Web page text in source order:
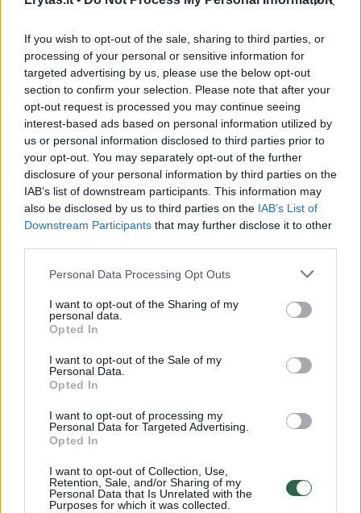
If you wish to opt-out of the sale, sharing to third parties, or
processing of your personal or sensitive information for
targeted advertising by us, please use the below opt-out
section to confirm your selection. Please note that after your
opt-out request is processed you may continue seeing
interest-based ads based on personal information utilized by
us or personal information disclosed to third parties prior to
your opt-out. You may separately opt-out of the further
disclosure of your personal information by third parties on the
IAB’s list of downstream participants. This information may
also be disclosed by us to third parties on the IAB’s List of
Downstream Participants that may further disclose it to other
Personal Data Processing Opt Outs
I want to opt-out of the Sharing of my
personal data.
Opted In
I want to opt-out of the Sale of my
Personal Data.
Opted In
I want to opt-out of processing my
Personal Data for Targeted Advertising.
Opted In
I want to opt-out of Collection, Use,
Retention, Sale, and/or Sharing of my
Personal Data that Is Unrelated with the
Purposes for which it was collected.
Komentuoti gali tik Lrytas registruoti vartotojai.
Prisijunkite prie registruotų vartotojų
bendruomenės ir bendraukite komentaruose!
Rodyti komentarus
Prisijungti komentatoriams
Žmonės Užsienio žvaigždės